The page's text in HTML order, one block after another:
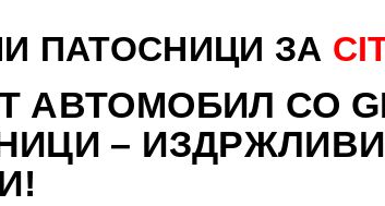
ПАТОСНИЦИ ЗА
АВТОМОБИЛ СО
–